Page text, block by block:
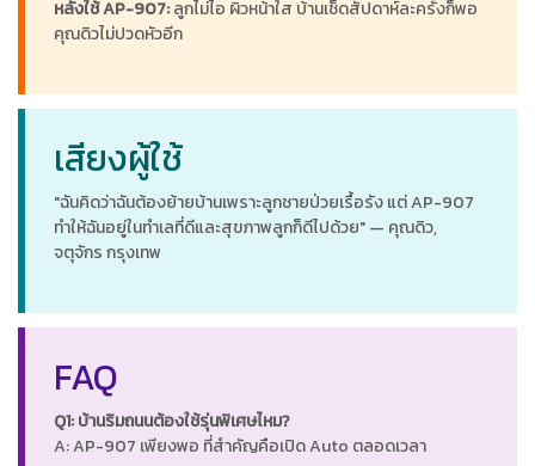
หลังใช้ AP-907:ลูกไม่ไอ ผิวหน้าใส บ้านเช็ดสัปดาห์ละครั้งก็พอ
คุณดิวไม่ปวดหัวอีก
เสียงผู้ใช้
"ฉันคิดว่าฉันต้องย้ายบ้านเพราะลูกชายป่วยเรื้อรัง แต่ AP-907
ทำให้ฉันอยู่ในทำเลที่ดีและสุขภาพลูกก็ดีไปด้วย" — คุณดิว,
จตุจักร กรุงเทพ
FAQ
Q1: บ้านริมถนนต้องใช้รุ่นพิเศษไหม?
A: AP-907 เพียงพอ ที่สำคัญคือเปิด Auto ตลอดเวลา